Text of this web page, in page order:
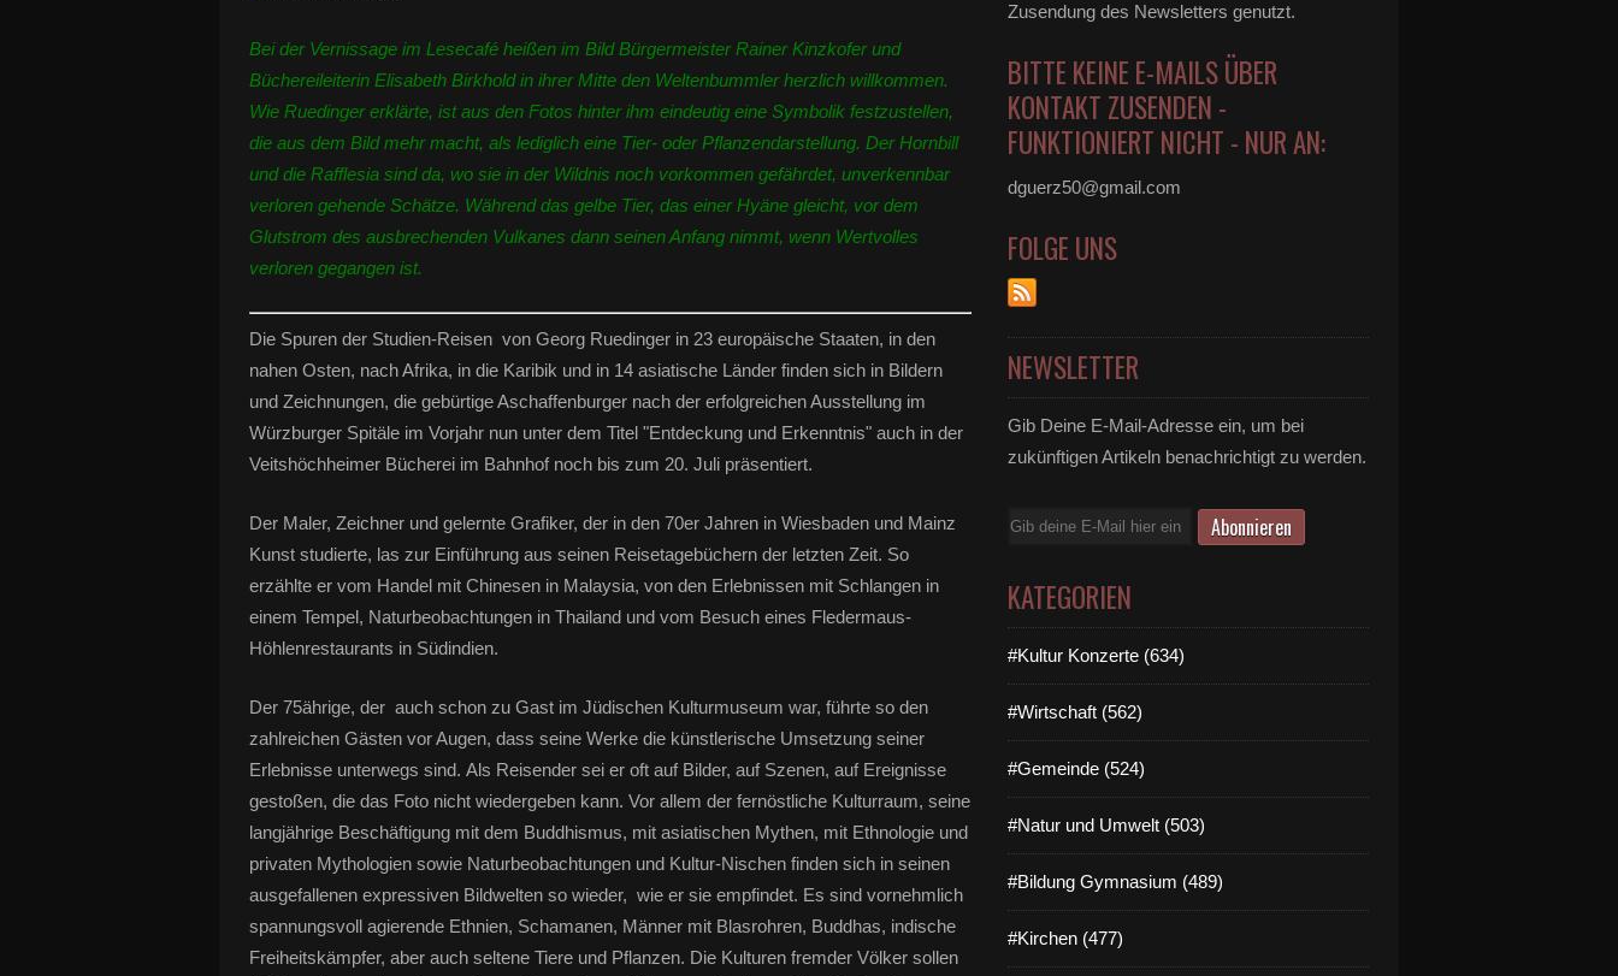
Bei der Vernissage im Lesecafé heißen im Bild Bürgermeister Rainer Kinzkofer und
Büchereileiterin Elisabeth Birkhold in ihrer Mitte den Weltenbummler herzlich willkommen.
Wie Ruedinger erklärte, ist aus den Fotos hinter ihm eindeutig eine Symbolik festzustellen,
die aus dem Bild mehr macht, als lediglich eine Tier- oder Pflanzendarstellung. Der Hornbill
und die Rafflesia sind da, wo sie in der Wildnis noch vorkommen gefährdet, unverkennbar
verloren gehende Schätze. Während das gelbe Tier, das einer Hyäne gleicht, vor dem
Glutstrom des ausbrechenden Vulkanes dann seinen Anfang nimmt, wenn Wertvolles
verloren gegangen ist.
Die Spuren der Studien-Reisen von Georg Ruedinger in 23 europäische Staaten, in den
nahen Osten, nach Afrika, in die Karibik und in 14 asiatische Länder finden sich in Bildern
und Zeichnungen, die gebürtige Aschaffenburger nach der erfolgreichen Ausstellung im
Würzburger Spitäle im Vorjahr nun unter dem Titel "Entdeckung und Erkenntnis" auch in der
Veitshöchheimer Bücherei im Bahnhof noch bis zum 20. Juli präsentiert.
Der Maler, Zeichner und gelernte Grafiker, der in den 70er Jahren in Wiesbaden und Mainz
Kunst studierte, las zur Einführung aus seinen Reisetagebüchern der letzten Zeit. So
erzählte er vom Handel mit Chinesen in Malaysia, von den Erlebnissen mit Schlangen in
einem Tempel, Naturbeobachtungen in Thailand und vom Besuch eines Fledermaus-
Höhlenrestaurants in Südindien.
Der 75ährige, der auch schon zu Gast im Jüdischen Kulturmuseum war, führte so den
zahlreichen Gästen vor Augen, dass seine Werke die künstlerische Umsetzung seiner
Erlebnisse unterwegs sind. Als Reisender sei er oft auf Bilder, auf Szenen, auf Ereignisse
gestoßen, die das Foto nicht wiedergeben kann. Vor allem der fernöstliche Kulturraum, seine
langjährige Beschäftigung mit dem Buddhismus, mit asiatischen Mythen, mit Ethnologie und
privaten Mythologien sowie Naturbeobachtungen und Kultur-Nischen finden sich in seinen
ausgefallenen expressiven Bildwelten so wieder, wie er sie empfindet. Es sind vornehmlich
spannungsvoll agierende Ethnien, Schamanen, Männer mit Blasrohren, Buddhas, indische
Freiheitskämpfer, aber auch seltene Tiere und Pflanzen. Die Kulturen fremder Völker sollen
Zusendung des Newsletters genutzt.
BITTE KEINE E-MAILS ÜBER
KONTAKT ZUSENDEN -
FUNKTIONIERT NICHT - NUR AN:
dguerz50@gmail.com
FOLGE UNS
NEWSLETTER
Gib Deine E-Mail-Adresse ein, um bei
zukünftigen Artikeln benachrichtigt zu werden.
E-
KATEGORIEN
#Kultur Konzerte (634)
#Wirtschaft (562)
#Gemeinde (524)
#Natur und Umwelt (503)
#Bildung Gymnasium (489)
#Kirchen (477)